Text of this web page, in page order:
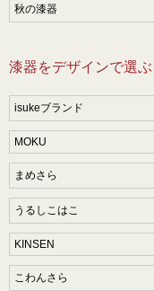
秋の漆器
漆器をデザインで選ぶ
isukeブランド
MOKU
まめさら
うるしこはこ
KINSEN
こわんさら